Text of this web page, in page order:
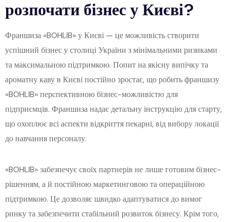
розпочати бізнес у Києві?
Франшиза «BOHLIB» у Києві — це можливість створити
успішний бізнес у столиці України з мінімальними ризиками
та максимальною підтримкою. Попит на якісну випічку та
ароматну каву в Києві постійно зростає, що робить франшизу
«BOHLIB» перспективною бізнес-можливістю для
підприємців. Франшиза надає детальну інструкцію для старту,
що охоплює всі аспекти відкриття пекарні, від вибору локації
до навчання персоналу.
«BOHLIB» забезпечує своїх партнерів не лише готовим бізнес-
рішенням, а й постійною маркетинговою та операційною
підтримкою. Це дозволяє швидко адаптуватися до вимог
ринку та забезпечити стабільний розвиток бізнесу. Крім того,